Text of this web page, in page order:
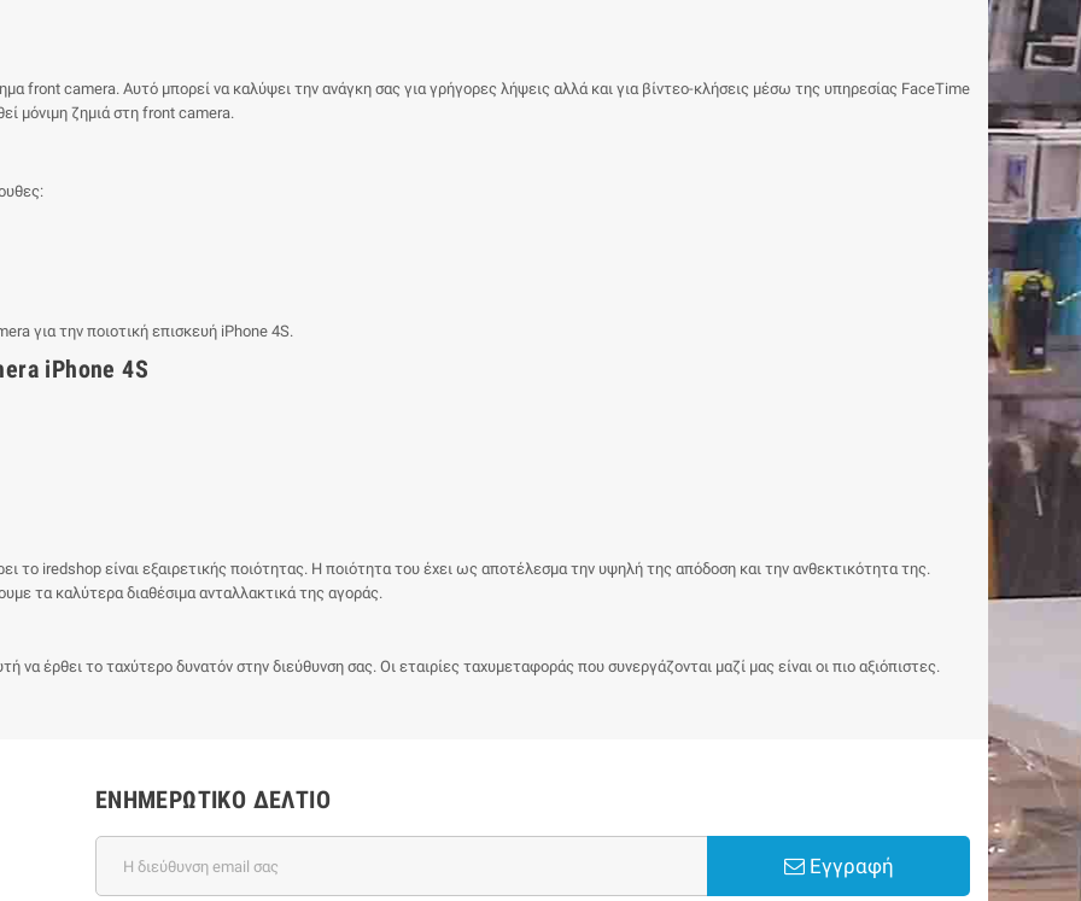
front camera. Αυτό μπορεί να καλύψει την ανάγκη σας για γρήγορες λήψεις αλλά και για βίντεο-κλήσεις μέσω της υπηρεσίας FaceTime
μόνιμη ζημιά στη front camera.
για την ποιοτική επισκευή iPhone 4S.
iPhone 4S
το iredshop είναι εξαιρετικής ποιότητας. Η ποιότητα του έχει ως αποτέλεσμα την υψηλή της απόδοση και την ανθεκτικότητα της.
τα καλύτερα διαθέσιμα ανταλλακτικά της αγοράς.
να έρθει το ταχύτερο δυνατόν στην διεύθυνση σας. Οι εταιρίες ταχυμεταφοράς που συνεργάζονται μαζί μας είναι οι πιο αξιόπιστες.
ΕΝΗΜΕΡΩΤΙΚΌ ΔΕΛΤΊΟ
Εγγραφή